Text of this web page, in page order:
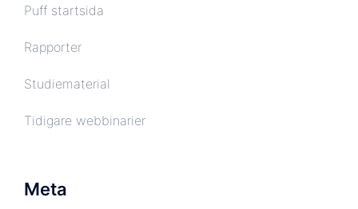
Puff startsida
Rapporter
Studiematerial
Tidigare webbinarier
Meta